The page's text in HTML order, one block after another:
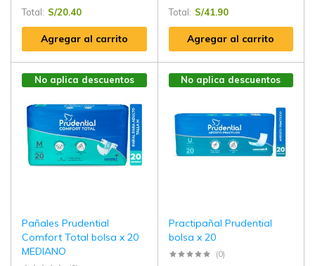
Total: S/20.40
Agregar al carrito
Total: S/41.90
Agregar al carrito
No aplica descuentos
Pañales Prudential
Comfort Total bolsa x 20
MEDIANO
No aplica descuentos
Practipañal Prudential
bolsa x 20
(0)